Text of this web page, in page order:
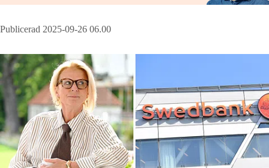
Publicerad 2025-09-26 06.00